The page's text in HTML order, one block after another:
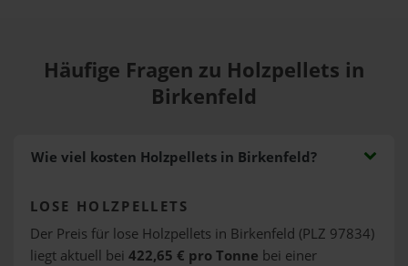
Häufige Fragen zu Holzpellets in
Birkenfeld
Wie viel kosten Holzpellets in Birkenfeld?
LOSE HOLZPELLETS
Der Preis für lose Holzpellets in Birkenfeld (PLZ 97834)
liegt aktuell bei 422,65 € pro Tonne bei einer